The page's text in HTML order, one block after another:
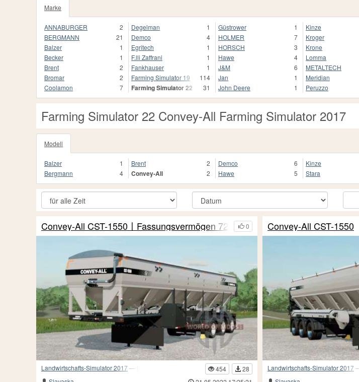
Marke
14
ANNABURGER
2
BERGMANN
21
Balzer
1
Becker
1
Brent
2
Bromar
2
Coolamon
7
Degelman
1
Demco
4
Egritech
1
F.lli Zaffrani
1
Fankhauser
1
Farming Simulator 19
114
Farming Simulator 22 31
Güstrower
1
HOLMER
7
HORSCH
3
Hawe
4
J&M
6
Jan
1
John Deere
1
Kinze
Kroger
Krone
Lomma
METALTECH
Meridian
Peruzzo
Farming Simulator 22 Convey-All Farming Simulator 2017
Modell
Balzer
1
Bergmann
4
Brent 2
Convey-All 2
Demco
6
Hawe
5
Kinze
Stara
0
Convey-All CST-1550〡Fassungsvermögen 72 m³
Landwirtschafts-Simulator 2017 — 454
28
Convey-All CST-1550
Landwirtschafts-Simulator 2017